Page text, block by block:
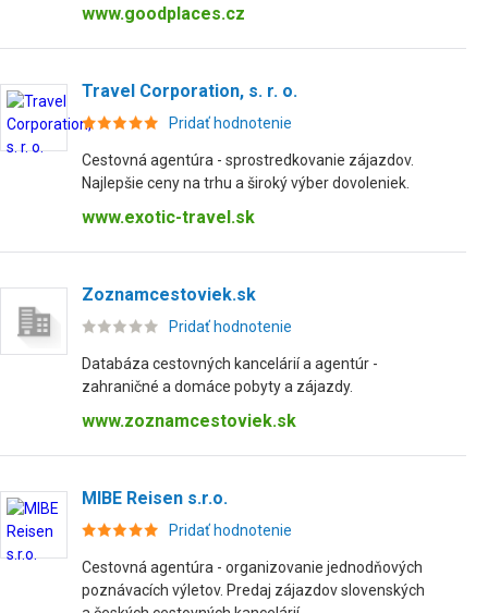
www.goodplaces.cz
Travel Corporation, s. r. o.
Pridať hodnotenie
Cestovná agentúra - sprostredkovanie zájazdov.
Najlepšie ceny na trhu a široký výber dovoleniek.
www.exotic-travel.sk
Zoznamcestoviek.sk
Pridať hodnotenie
Databáza cestovných kancelárií a agentúr -
zahraničné a domáce pobyty a zájazdy.
www.zoznamcestoviek.sk
MIBE Reisen s.r.o.
Pridať hodnotenie
Cestovná agentúra - organizovanie jednodňových
poznávacích výletov. Predaj zájazdov slovenských